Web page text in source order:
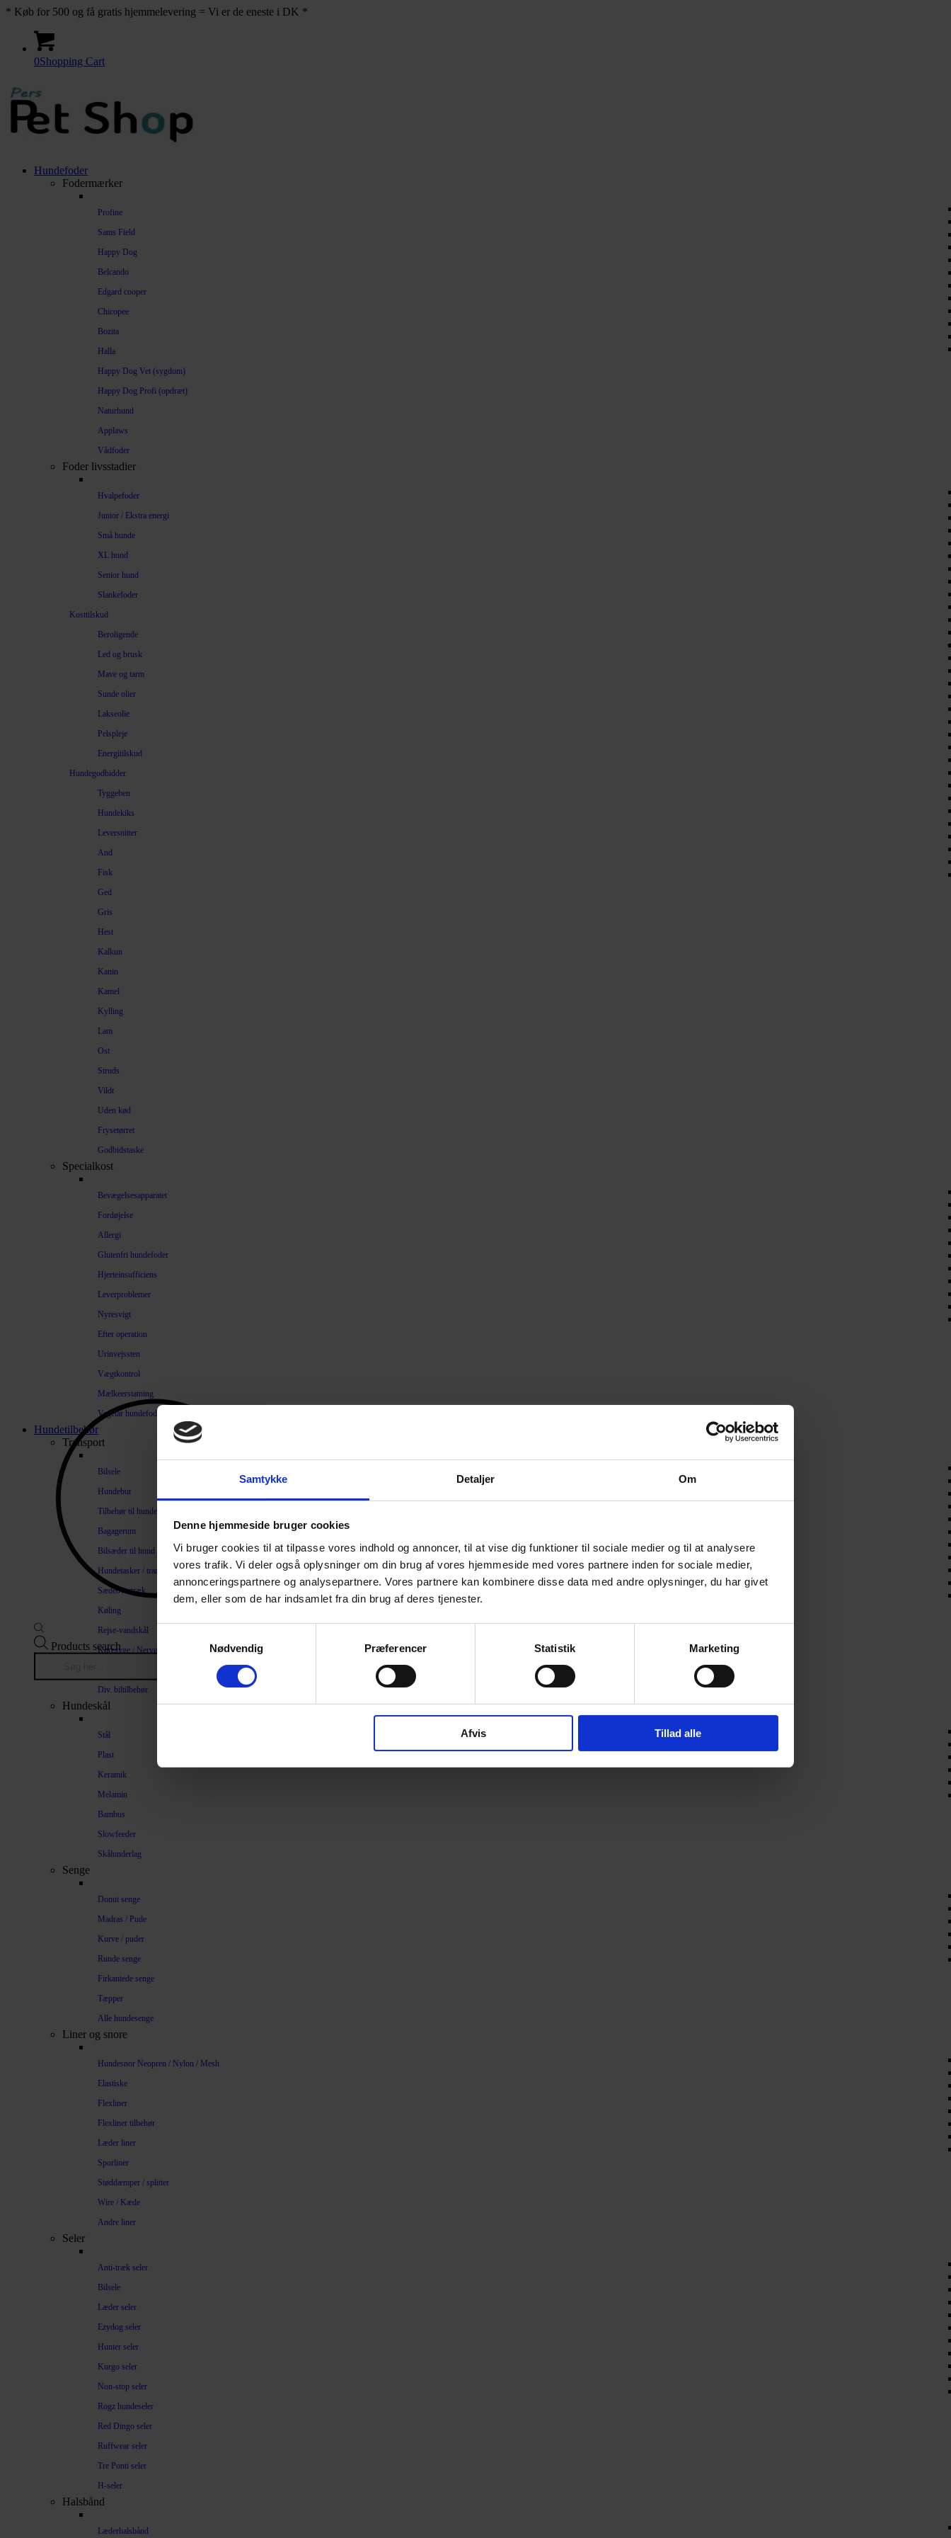
Samtykke Detaljer Om
Denne hjemmeside bruger cookies
Vi bruger cookies til at tilpasse vores indhold og annoncer, til at vise dig funktioner til sociale medier og til at analysere
vores trafik. Vi deler også oplysninger om din brug af vores hjemmeside med vores partnere inden for sociale medier,
annonceringspartnere og analysepartnere. Vores partnere kan kombinere disse data med andre oplysninger, du har givet
dem, eller som de har indsamlet fra din brug af deres tjenester.
Nødvendig
Præferencer Statistik Marketing
Afvis Tillad alle
* Køb for 500 og få gratis hjemmelevering = Vi er de eneste i DK *
0Shopping Cart
Hundefoder
Fodermærker
Profine
Sams Field
Happy Dog
Belcando
Edgard cooper
Chicopee
Bozita
Halla
Happy Dog Vet (sygdom)
Happy Dog Profi (opdræt)
Naturhund
Applaws
Vådfoder
Foder livsstadier
Hvalpefoder
Junior / Ekstra energi
Små hunde
XL hund
Senior hund
Slankefoder
Kosttilskud
Beroligende
Led og brusk
Mave og tarm
Sunde olier
Lakseolie
Pelspleje
Energitilskud
Hundegodbidder
Tyggeben
Hundekiks
Leversnitter
And
Fisk
Ged
Gris
Hest
Kalkun
Kanin
Kamel
Kylling
Lam
Ost
Struds
Vildt
Uden kød
Frysetørret
Godbidstaske
Specialkost
Bevægelsesapparatet
Fordøjelse
Allergi
Glutenfri hundefoder
Hjerteinsufficiens
Leverproblemer
Nyresvigt
Efter operation
Urinvejssten
Vægtkontrol
Mælkeerstatning
Vegetar hundefoder
Hundetilbehør
Transport
Bilsele
Hundebur
Tilbehør til hundebure
Bagagerum
Bilsæder til hund
Hundetasker / transportkasser
Sædeovertræk
Køling
Rejse-vandskål
Køresyge / Nervøsitet
Div. biltilbehør
Hundeskål
Stål
Plast
Keramik
Melamin
Bambus
Slowfeeder
Skålunderlag
Senge
Donut senge
Madras / Pude
Kurve / puder
Runde senge
Firkantede senge
Tæpper
Alle hundesenge
Liner og snore
Hundesnor Neopren / Nylon / Mesh
Elastiske
Flexliner
Flexliner tilbehør
Læder liner
Sporliner
Støddæmper / splitter
Wire / Kæde
Andre liner
Seler
Anti-træk seler
Bilsele
Læder seler
Ezydog seler
Hunter seler
Kurgo seler
Non-stop seler
Rogz hundeseler
Red Dingo seler
Ruffwear seler
Tre Ponti seler
H-seler
Halsbånd
Læderhalsbånd
Products search